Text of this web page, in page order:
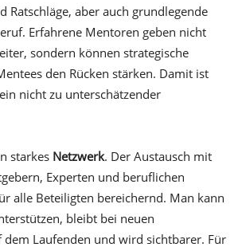
Ratschläge, aber auch grundlegende
Erfahrene Mentoren geben nicht
sondern können strategische
den Rücken stärken. Damit ist
nicht zu unterschätzender
starkes Netzwerk. Der Austausch mit
Experten und beruflichen
alle Beteiligten bereichernd. Man kann
bleibt bei neuen
dem Laufenden und wird sichtbarer. Für